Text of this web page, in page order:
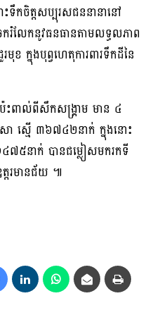
កចិត្តសប្បុរសជននានានៅ
រំលែកនូវធនធានតាមលទ្ធលភាព
ខ ក្នុងបុព្វហេតុការពារទឹកដីនៃ
ះពាល់ពីសឹកសង្រ្គាម មាន ៤
ស្មើ ៣៦៧៤២នាក់ ក្នុងនោះ
៧៥នាក់ បានជម្លៀសមករកទី
ត្ដរមានជ័យ ៕